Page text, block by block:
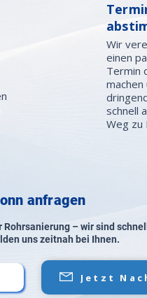
Wir
einen
Termin
machen
schnell
Weg zu
anfragen
Rohrsanierung – wir sind
uns zeitnah bei Ihnen.
Jetzt